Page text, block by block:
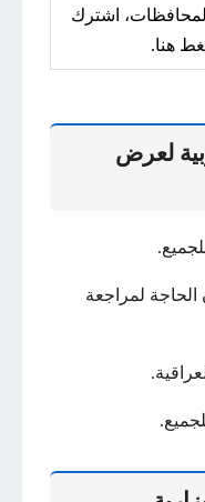
اشترك
هنا.
لعرض
الحاجة لمراجعة